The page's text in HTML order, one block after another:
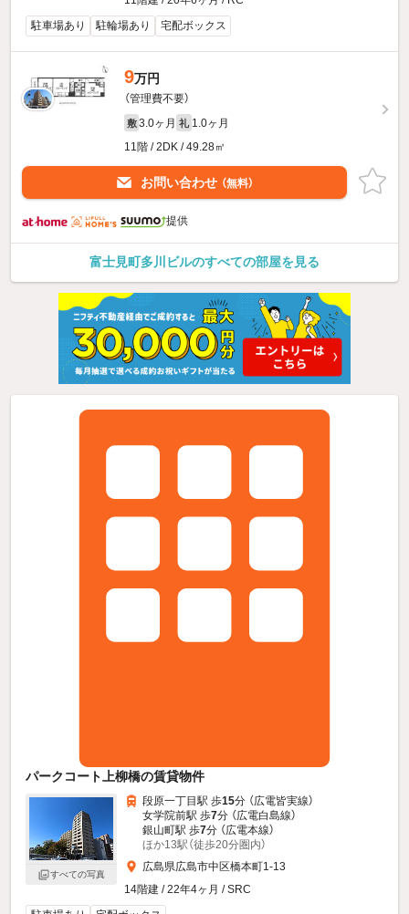
駐車場あり
駐輪場あり 宅配ボックス
9万円
（管理費不要）
敷 3.0ヶ月 礼 1.0ヶ月
11階 / 2DK / 49.28㎡
お問い合わせ （無料）
提供
富士見町多川ビルのすべての部屋を見る
パークコート上柳橋の賃貸物件
すべての写真
段原一丁目駅 歩15分 （広電皆実線）
女学院前駅 歩7分 （広電白島線）
銀山町駅 歩7分 （広電本線）
ほか13駅（徒歩20分圏内）
広島県広島市中区橋本町1-13
14階建 / 22年4ヶ月 / SRC